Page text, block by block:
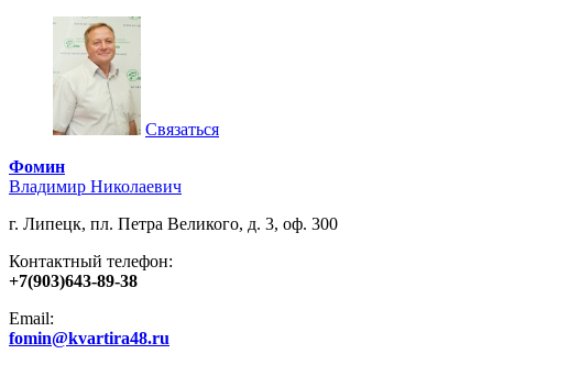
Связаться
Фомин
Владимир Николаевич
г. Липецк, пл. Петра Великого, д. 3, оф. 300
Контактный телефон:
+7(903)643-89-38
Email:
fomin@kvartira48.ru